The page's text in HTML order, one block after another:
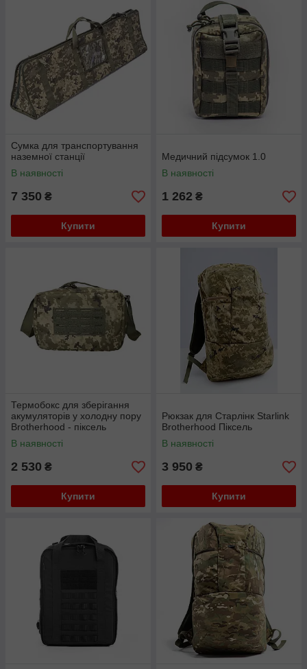
забезпечити комфорт при довгих походах або місіях. Розділ
"Тактичні рюкзаки, медичні рюкзаки та рюкзаки для дронів" -
це ваша одна зупинка для знаходження ідеального рюкзака,
щоб задовольнити ваші унікальні потреби і вимоги.
Сумка для транспортування
наземної станції
В наявності
7 350 ₴
Купити
Медичний підсумок 1.0
В наявності
1 262 ₴
Купити
Термобокс для зберігання
акумуляторів у холодну пору
Brotherhood - піксель
В наявності
2 530 ₴
Купити
Рюкзак для Старлінк Starlink
Brotherhood Піксель
В наявності
3 950 ₴
Купити